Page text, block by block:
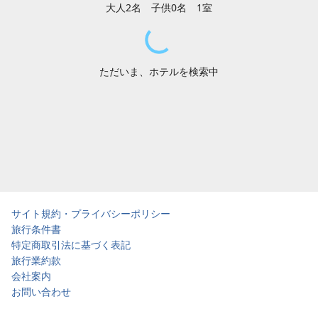
大人2名 子供0名 1室
ただいま、ホテルを検索中
サイト規約・プライバシーポリシー
旅行条件書
特定商取引法に基づく表記
旅行業約款
会社案内
お問い合わせ